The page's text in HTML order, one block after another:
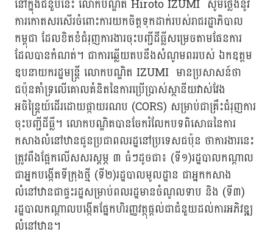
នៅក្នុងជំនួបនេះ លោកបណ្ឌិត Hiroto IZUMI សូមថ្លែងនូវ
ការកោតសរសើរចំពោះការយកចិត្តទុកដាក់របស់រាជរដ្ឋាភិបាល
កម្ពុជា ដែលខិតខំជំរុញការងារចុះបញ្ជីដីធ្លីសម្រេចតាមផែនការ
ដែលបានកំណត់។ ជាការឆ្លើយតបនឹងសំណូមពររបស់ ឯកឧត្តម
ឧបនាយករដ្ឋមន្ត្រី លោកបណ្ឌិត IZUMI មានប្រសាសន៍ថា
ជប៉ុនគាំទ្រលើគោលគំនិតនៃការប្រើប្រាស់ស្ថានីយវាស់វែង
អចិន្ត្រៃយ៍ដើរដោយផ្កាយរណប (CORS) សម្រាប់ជាគ្រឹះជំរុញការ
ចុះបញ្ជីដីធ្លី។ លោកបណ្ឌិតបានចែករំលែកបទពិសោធនៃការ
កសាងលំនៅឋានជូនប្រជាពលរដ្ឋនៅប្រទេសជប៉ុន ថាការងារនេះ
ត្រូវពឹងផ្អែកលើសសរស្តម្ភ ៣ ធំៗដូចជា៖ (ទី១)រដ្ឋបាលកណ្តាល
ជាអ្នកបង្កើតទីក្រុងថ្មី (ទី២)រដ្ឋបាលមូលដ្ឋាន ជាអ្នកកសាង
លំនៅឋានជាផ្ទះរដ្ឋសម្រាប់ពលរដ្ឋមានចំណូលទាប និង (ទី៣)
រដ្ឋបាលកណ្តាលបង្កើតផ្នែកហិរញ្ញវត្ថុផ្តល់ជាជំនួយដល់ការអភិវឌ្ឍ
លំនៅឋាន។